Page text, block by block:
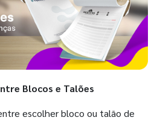
Blocos e Talões
escolher bloco ou talão de